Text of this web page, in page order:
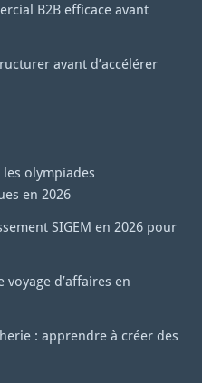
B2B efficace avant
avant d’accélérer
olympiades
en 2026
SIGEM en 2026 pour
voyage d’affaires en
: apprendre à créer des